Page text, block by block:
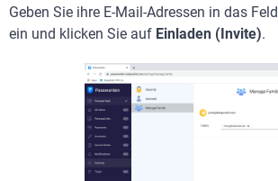
Geben Sie ihre E-Mail-Adressen in das Feld
ein und klicken Sie auf Einladen (Invite).